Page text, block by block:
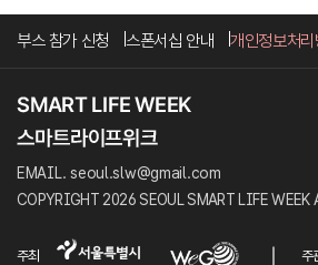
부스 참가 신청 스폰서십 안내 개인정보처리
EMAIL. seoul.slw@gmail.com
COPYRIGHT 2026 SEOUL SMART LIFE
주최 주